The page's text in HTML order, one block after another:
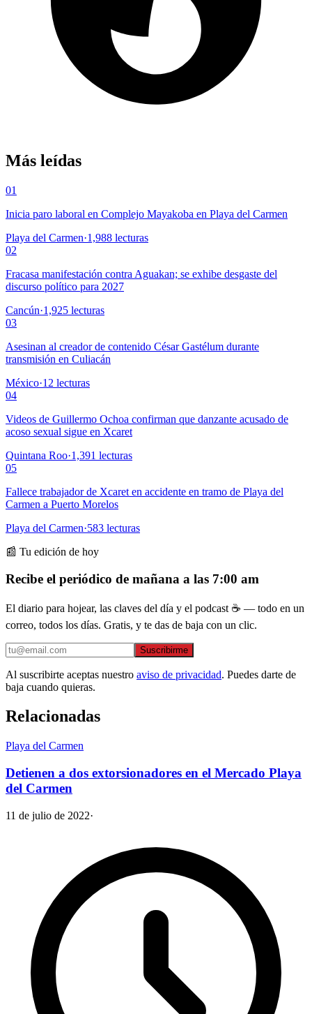
Más leídas
01
Inicia paro laboral en Complejo Mayakoba en Playa del Carmen
Playa del Carmen·1,988 lecturas
02
Fracasa manifestación contra Aguakan; se exhibe desgaste del
discurso político para 2027
Cancún·1,925 lecturas
03
Asesinan al creador de contenido César Gastélum durante
transmisión en Culiacán
México·12 lecturas
04
Videos de Guillermo Ochoa confirman que danzante acusado de
acoso sexual sigue en Xcaret
Quintana Roo·1,391 lecturas
05
Fallece trabajador de Xcaret en accidente en tramo de Playa del
Carmen a Puerto Morelos
Playa del Carmen·583 lecturas
📰 Tu edición de hoy
Recibe el periódico de mañana a las 7:00 am
El diario para hojear, las claves del día y el podcast ☕ — todo en un
correo, todos los días. Gratis, y te das de baja con un clic.
Suscribirme
Al suscribirte aceptas nuestro aviso de privacidad. Puedes darte de
baja cuando quieras.
Relacionadas
Playa del Carmen
Detienen a dos extorsionadores en el Mercado Playa
del Carmen
11 de julio de 2022·